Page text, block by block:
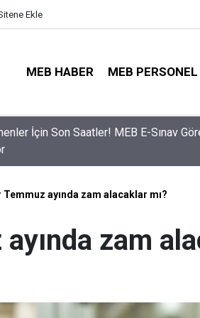
Ekle
MEB HABER MEB PERSONEL
Sinyali Verildi: İşte MEB’in En Çok
Temmuz ayında zam alacaklar mı?
zam